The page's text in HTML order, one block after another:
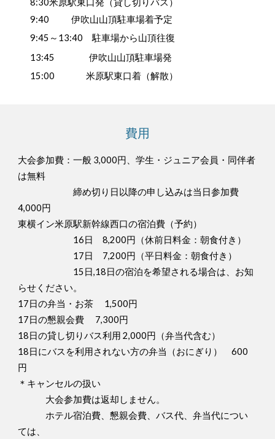
8:30米原駅東口発（貸し切りバス）
9:40 伊吹山山頂駐車場着予定
9:45～13:40 駐車場から山頂往復
13:45
伊吹山山頂駐車場発
15:00 米原駅東口着（解散）
費用
大会参加費：一般 3,000円、学生・ジュニア会員・同伴者
は無料
締め切り日以降の申し込みは当日参加費
4,000円
東横イン米原駅新幹線西口の宿泊費（予約）
16日 8,200円（休前日料金：朝食付き）
17日 7,200円（平日料金：朝食付き）
15日,18日の宿泊を希望される場合は、お知
らせください。
17日の弁当・お茶 1,500円
17日の懇親会費 7,300円
18日の貸し切りバス利用 2,000円（弁当代含む）
18日にバスを利用されない方の弁当（おにぎり） 600
円
＊キャンセルの扱い
大会参加費は返却しません。
ホテル宿泊費、懇親会費、バス代、弁当代につい
ては、